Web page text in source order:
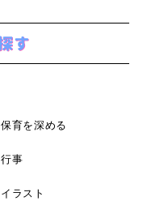
保育を深める
行事
イラスト